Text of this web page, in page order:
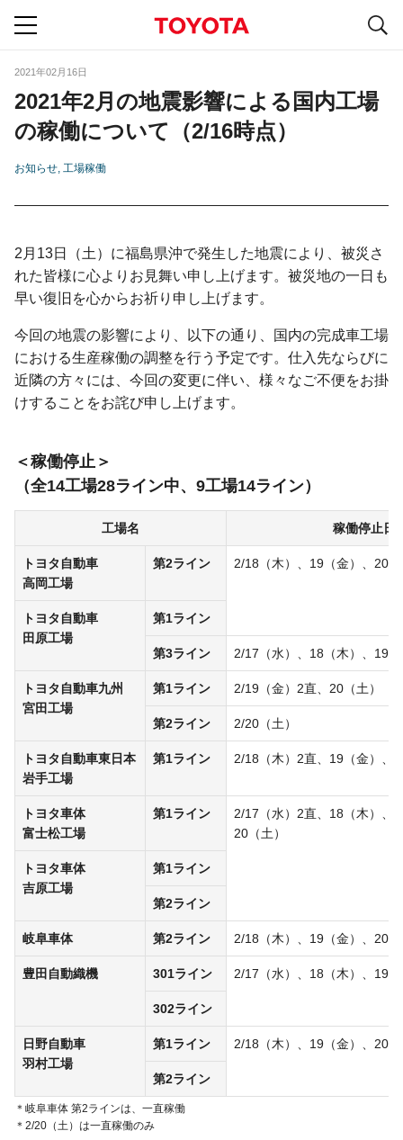
2021年02月16日
2021年2月の地震影響による国内工場
の稼働について（2/16時点）
お知らせ 工場稼働
2月13日（土）に福島県沖で発生した地震により、被災さ
れた皆様に心よりお見舞い申し上げます。被災地の一日も
早い復旧を心からお祈り申し上げます。
今回の地震の影響により、以下の通り、国内の完成車工場
における生産稼働の調整を行う予定です。仕入先ならびに
近隣の方々には、今回の変更に伴い、様々なご不便をお掛
けすることをお詫び申し上げます。
稼働停止
（全14工場28ライン中、 9工場14ライン）
工場名 稼働停止日
トヨタ自動車
高岡工場
第2ライン 2/18（木）、19（金）、20
トヨタ自動車
田原工場
第1ライン
第3ライン 2/17（水）、18（木）、19
トヨタ自動車九州
宮田工場
第1ライン 2/19（金）2直、20（土）
第2ライン 2/20（土）
トヨタ自動車東日本
岩手工場
第1ライン 2/18（木）2直、19（金）、
トヨタ車体
富士松工場
第1ライン
2/17（水）2直、18（木）、
20（土）
トヨタ車体
吉原工場
第1ライン
第2ライン
岐阜車体 第2ライン 2/18（木）、19（金）、20
豊田自動織機 301ライン 2/17（水）、18（木）、19
302ライン
日野自動車
羽村工場
第1ライン 2/18（木）、19（金）、20
第2ライン
岐阜車体 第2ラインは、一直稼働
2/20（土）は一直稼働のみ